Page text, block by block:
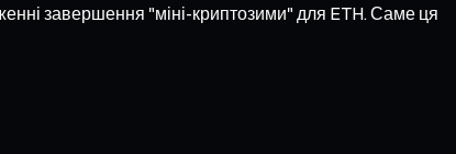
завершення "міні-криптозими" для ETH. Саме ця